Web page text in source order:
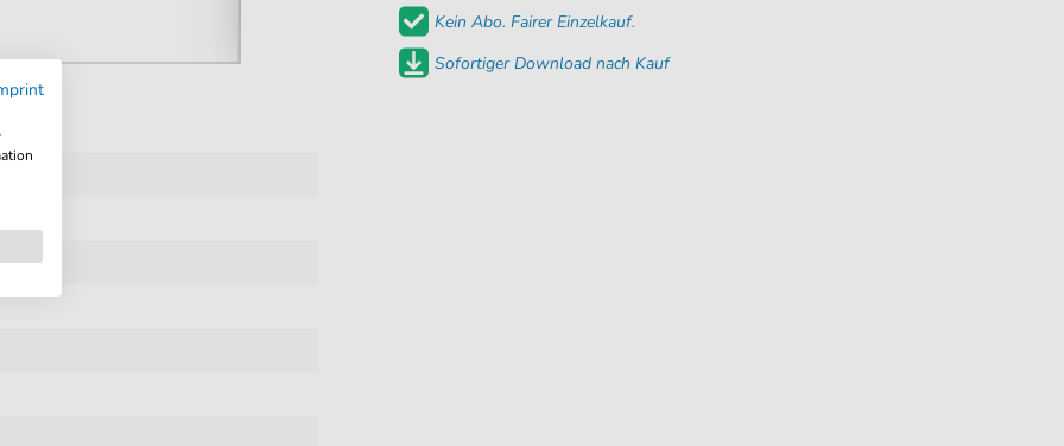
Kein Abo. Fairer Einzelkauf.
Sofortiger Download nach Kauf